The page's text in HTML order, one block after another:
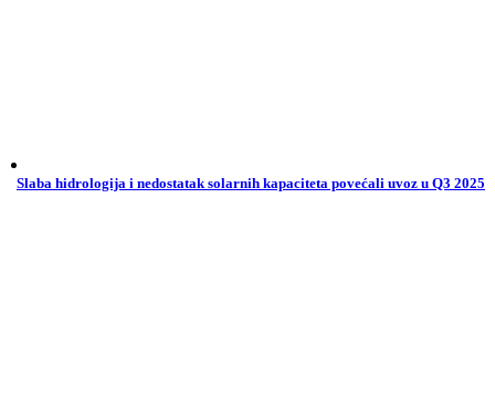
Slaba hidrologija i nedostatak solarnih kapaciteta povećali uvoz u Q3 2025